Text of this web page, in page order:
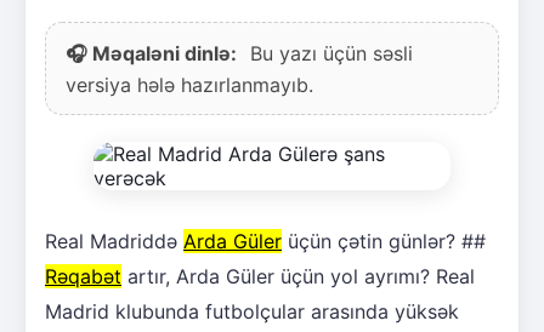
🎧 Məqaləni dinlə:
Bu yazı üçün səsli
versiya hələ hazırlanmayıb.
Real Madriddə Arda Güler üçün çətin günlər? ##
Rəqabət artır, Arda Güler üçün yol ayrımı? Real
Madrid klubunda futbolçular arasında yüksək